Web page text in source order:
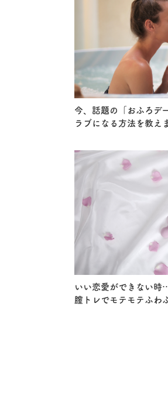
今、話題の「おふろデ
ラブになる方法を教え
いい恋愛ができない時
膣トレでモテモテふわ